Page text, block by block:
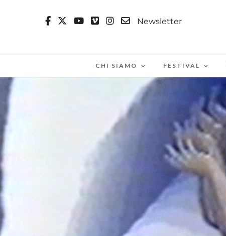
Newsletter
CHI SIAMO FESTIVAL